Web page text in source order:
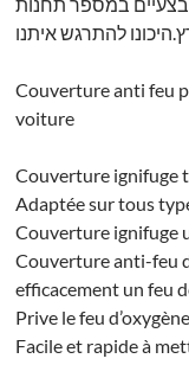
Couverture anti feu
voiture
Couverture ignifuge
Adaptée sur tous
Couverture ignifuge
Couverture anti-feu
efficacement un feu
Prive le feu
Facile et rapide à